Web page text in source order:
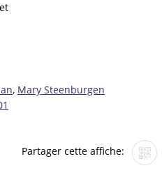
, Mary Steenburgen
Partager cette affiche: